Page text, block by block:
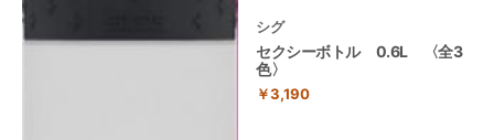
シグ
セクシーボトル 0.6L 〈全3
色〉
￥3,190